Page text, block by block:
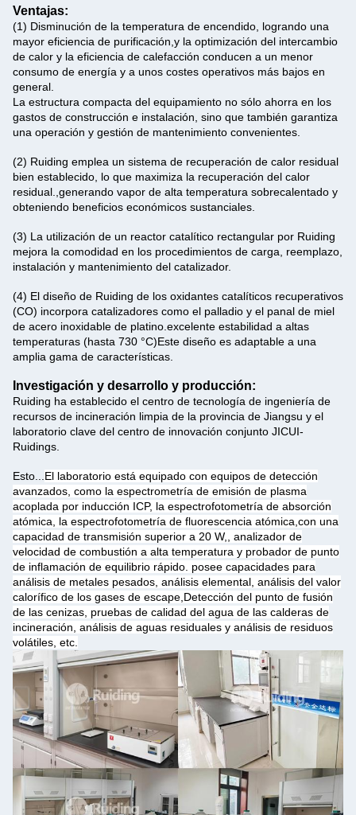
Ventajas:
(1) Disminución de la temperatura de encendido, logrando una
mayor eficiencia de purificación,y la optimización del intercambio
de calor y la eficiencia de calefacción conducen a un menor
consumo de energía y a unos costes operativos más bajos en
general.
La estructura compacta del equipamiento no sólo ahorra en los
gastos de construcción e instalación, sino que también garantiza
una operación y gestión de mantenimiento convenientes.
(2) Ruiding emplea un sistema de recuperación de calor residual
bien establecido, lo que maximiza la recuperación del calor
residual.,generando vapor de alta temperatura sobrecalentado y
obteniendo beneficios económicos sustanciales.
(3) La utilización de un reactor catalítico rectangular por Ruiding
mejora la comodidad en los procedimientos de carga, reemplazo,
instalación y mantenimiento del catalizador.
(4) El diseño de Ruiding de los oxidantes catalíticos recuperativos
(CO) incorpora catalizadores como el palladio y el panal de miel
de acero inoxidable de platino.excelente estabilidad a altas
temperaturas (hasta 730 °C)Este diseño es adaptable a una
amplia gama de características.
Investigación y desarrollo y producción:
Ruiding ha establecido el centro de tecnología de ingeniería de
recursos de incineración limpia de la provincia de Jiangsu y el
laboratorio clave del centro de innovación conjunto JICUI-
Ruidings.
Esto... El laboratorio está equipado con equipos de detección
avanzados, como la espectrometría de emisión de plasma
acoplada por inducción ICP, la espectrofotometría de absorción
atómica, la espectrofotometría de fluorescencia atómica,con una
capacidad de transmisión superior a 20 W,, analizador de
velocidad de combustión a alta temperatura y probador de punto
de inflamación de equilibrio rápido. posee capacidades para
análisis de metales pesados, análisis elemental, análisis del valor
calorífico de los gases de escape,Detección del punto de fusión
de las cenizas, pruebas de calidad del agua de las calderas de
incineración, análisis de aguas residuales y análisis de residuos
volátiles, etc.